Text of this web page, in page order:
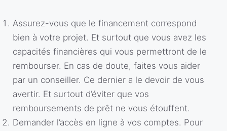
Assurez-vous que le financement correspond
bien à votre projet. Et surtout que vous avez les
capacités financières qui vous permettront de le
rembourser. En cas de doute, faites vous aider
par un conseiller. Ce dernier a le devoir de vous
avertir. Et surtout d’éviter que vos
remboursements de prêt ne vous étouffent.
Demander l’accès en ligne à vos comptes. Pour